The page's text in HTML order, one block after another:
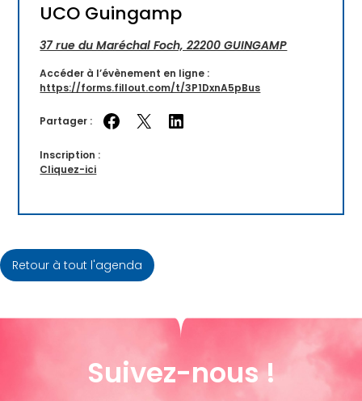
UCO Guingamp
37 rue du Maréchal Foch, 22200 GUINGAMP
Accéder à l’évènement en ligne :
https://forms.fillout.com/t/3P1DxnA5pBus
Partager : Partager sur Facebook
Partager sur XPartager sur LinkedIn
Inscription :
Cliquez-ici
Retour à tout l'agenda
Suivez-nous !